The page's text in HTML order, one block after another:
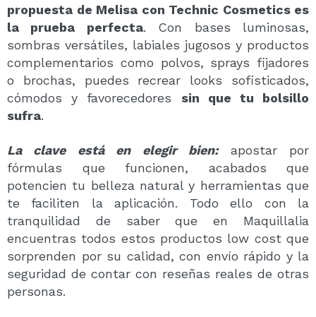
propuesta de Melisa con Technic Cosmetics es
la prueba perfecta. Con bases luminosas,
sombras versátiles, labiales jugosos y productos
complementarios como polvos, sprays fijadores
o brochas, puedes recrear looks sofisticados,
cómodos y favorecedores sin que tu bolsillo
sufra.
La clave está en elegir bien:apostar por
fórmulas que funcionen, acabados que
potencien tu belleza natural y herramientas que
te faciliten la aplicación. Todo ello con la
tranquilidad de saber que en Maquillalia
encuentras todos estos productos low cost que
sorprenden por su calidad, con envío rápido y la
seguridad de contar con reseñas reales de otras
personas.